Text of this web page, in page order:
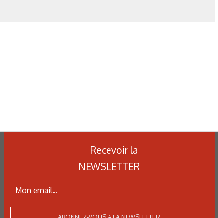
de désorientation des grains, de microdureté et de
de titane grenaillé en utilisant une même intensité
un média « média B » et « média C ».
Recevoir la
NEWSLETTER